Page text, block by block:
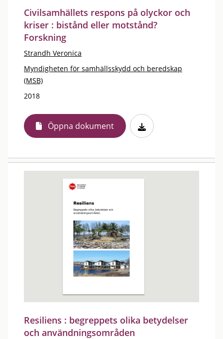
Civilsamhällets respons på olyckor och
kriser : bistånd eller motstånd?
Forskning
Strandh Veronica
Myndigheten för samhällsskydd och beredskap
(MSB)
2018
Öppna dokument
Resiliens : begreppets olika betydelser
och användningsområden